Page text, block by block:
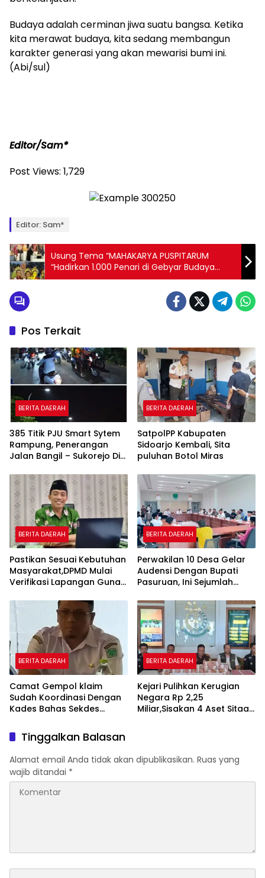
Budaya adalah cerminan jiwa suatu bangsa. Ketika
kita merawat budaya, kita sedang membangun
karakter generasi yang akan mewarisi bumi ini.
(Abi/sul)
Editor/Sam*
Post Views: 1,729
Editor: Sam*
Usung Tema “MAHAKARYA PUSPITARUM
“Hadirkan 1.000 Penari di Gebyar Budaya
Bhumi Pasuruan.
Pos Terkait
BERITA DAERAH
385 Titik PJU Smart Sytem
Rampung, Penerangan
Jalan Bangil – Sukorejo Di
BERITA DAERAH
SatpolPP Kabupaten
Sidoarjo Kembali, Sita
puluhan Botol Miras
BERITA DAERAH
Pastikan Sesuai Kebutuhan
Masyarakat,DPMD Mulai
Verifikasi Lapangan Guna
BERITA DAERAH
Perwakilan 10 Desa Gelar
Audensi Dengan Bupati
Pasuruan, Ini Sejumlah
BERITA DAERAH
Camat Gempol klaim
Sudah Koordinasi Dengan
Kades Bahas Sekdes
Pentingnya
BERITA DAERAH
Kejari Pulihkan Kerugian
Negara Rp 2,25
Miliar,Sisakan 4 Aset Sitaan
Tinggalkan Balasan
Alamat email Anda tidak akan dipublikasikan. Ruas yang
wajib ditandai *